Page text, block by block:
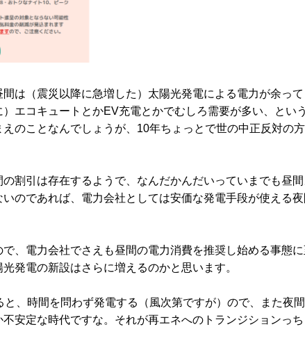
は（震災以降に急増した）太陽光発電による電力が余っ
エコキュートとかEV充電とかでむしろ需要が多い、とい
のことなんでしょうが、10年ちょっとで世の中正反対の
割引は存在するようで、なんだかんだいっていまでも昼
のであれば、電力会社としては安価な発電手段が使える夜
、電力会社でさえも昼間の電力消費を推奨し始める事態に
発電の新設はさらに増えるのかと思います。
、時間を問わず発電する（風次第ですが）ので、また夜
安定な時代ですな。それが再エネへのトランジションっ